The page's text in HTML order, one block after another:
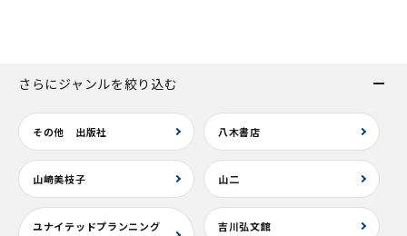
さらにジャンルを絞り込む
その他 出版社 八木書店
山崎美枝子 山二
ユナイテッドプランニング
吉川弘文館